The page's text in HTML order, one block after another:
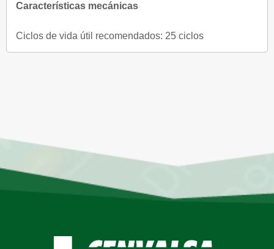
Características mecánicas
Ciclos de vida útil recomendados: 25 ciclos